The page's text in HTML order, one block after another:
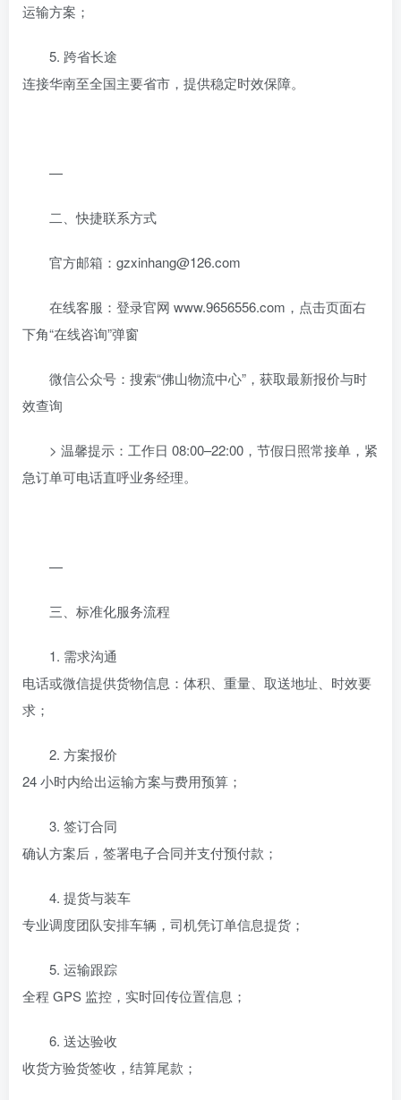
运输方案；
5. 跨省长途
连接华南至全国主要省市，提供稳定时效保障。
—
二、快捷联系方式
官方邮箱：gzxinhang@126.com
在线客服：登录官网 www.9656556.com，点击页面右
下角“在线咨询”弹窗
微信公众号：搜索“佛山物流中心”，获取最新报价与时
效查询
> 温馨提示：工作日 08:00–22:00，节假日照常接单，紧
急订单可电话直呼业务经理。
—
三、标准化服务流程
1. 需求沟通
电话或微信提供货物信息：体积、重量、取送地址、时效要
求；
2. 方案报价
24 小时内给出运输方案与费用预算；
3. 签订合同
确认方案后，签署电子合同并支付预付款；
4. 提货与装车
专业调度团队安排车辆，司机凭订单信息提货；
5. 运输跟踪
全程 GPS 监控，实时回传位置信息；
6. 送达验收
收货方验货签收，结算尾款；